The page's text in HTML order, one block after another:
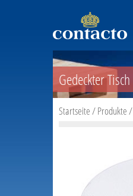
Gedeckter Tisch
Startseite/Produkte/